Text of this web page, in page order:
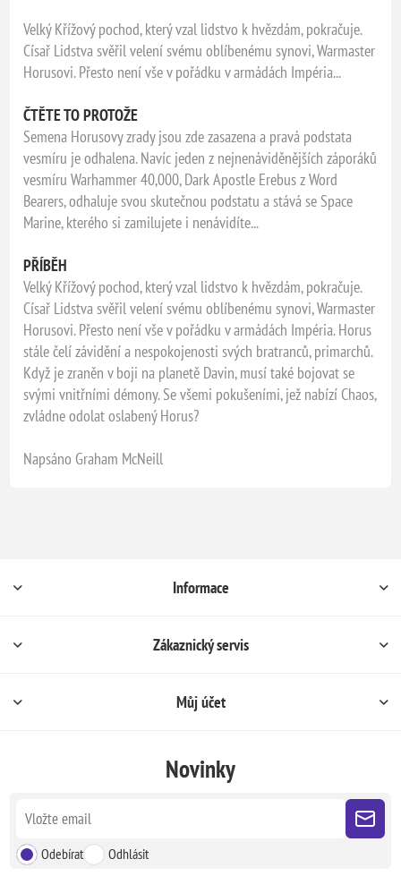
Velký Křížový pochod, který vzal lidstvo k hvězdám, pokračuje.
Císař Lidstva svěřil velení svému oblíbenému synovi, Warmaster
Horusovi. Přesto není vše v pořádku v armádách Impéria...
ČTĚTE TO PROTOŽE
Semena Horusovy zrady jsou zde zasazena a pravá podstata
vesmíru je odhalena. Navíc jeden z nejnenáviděnějších záporáků
vesmíru Warhammer 40,000, Dark Apostle Erebus z Word
Bearers, odhaluje svou skutečnou podstatu a stává se Space
Marine, kterého si zamilujete i nenávidíte...
PŘÍBĚH
Velký Křížový pochod, který vzal lidstvo k hvězdám, pokračuje.
Císař Lidstva svěřil velení svému oblíbenému synovi, Warmaster
Horusovi. Přesto není vše v pořádku v armádách Impéria. Horus
stále čelí závidění a nespokojenosti svých bratranců, primarchů.
Když je zraněn v boji na planetě Davin, musí také bojovat se
svými vnitřními démony. Se všemi pokušeními, jež nabízí Chaos,
zvládne odolat oslabený Horus?
Napsáno Graham McNeill
Informace
Zákaznický servis
Můj účet
Novinky
Odebírat Odhlásit